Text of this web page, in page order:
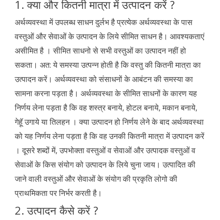
1. क्या और कितनी मात्रा में उत्पादन करें ?
अर्थव्यवस्था में उपलब्ध साधन दुर्लभ है प्रत्येक अर्थव्यवस्था के पास
वस्तुओं और सेवाओं के उत्पादन के लिये सीमित साधन है। आवश्यकताएं
असीमित है । सीमित साधनो से सभी वस्तुओं का उत्पादन नहीं हो
सकता। अत: ये समस्या उत्पन्न होती है कि वस्तु की कितनी मात्रा का
उत्पादन करें। अर्थव्यवस्था को संसाधनों के आबंटन की समस्या का
सामना करना पड़ता है। अर्थव्यवस्था के सीमित साधनों के कारण यह
निर्णय लेना पड़ता है कि वह शस्त्र बनाये, होटल बनाये, मकान बनाये,
गेहूॅ उगाये या तिलहन । क्या उत्पादन हो निर्णय लेने के बाद अर्थव्यवस्था
को यह निर्णय लेना पड़ता है कि वह उनकी कितनी मात्रा में उत्पादन करें
। दूसरे शब्दों में, उपभोक्ता वस्तुओं व सेवाओं और उत्पादक वस्तुओं व
सेवाओं के किस संयोग को उत्पादन के लिये चुना जाय। उत्पादित की
जाने वाली वस्तुओं और सेवाओं के संयोग की प्रकृति लोगो की
प्राथमिकता पर निर्भर करती है।
2. उत्पादन कैसे करें ?